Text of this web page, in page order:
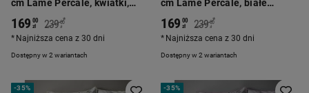
cm Lame Percale, kwiatki,
pudrowy róż
Dostępny w 2 wariantach
169 00
zł 239 00
zł
*
Najniższa cena z 30 dni
cm Lame Percale, białe
kwiaty, szara
Dostępny w 2 wariantach
169 00
zł 239 00
zł
*
Najniższa cena z 30 dni
-35% -35%